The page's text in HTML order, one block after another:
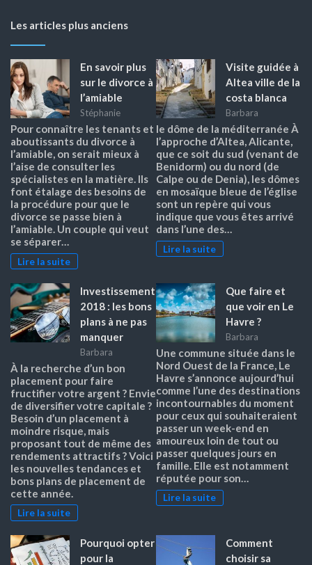
Les articles plus anciens
En savoir plus
sur le divorce à
l’amiable
Stéphanie
Pour connaître les tenants et
aboutissants du divorce à
l’amiable, on serait mieux à
l’aise de consulter les
spécialistes en la matière. Ils
font étalage des besoins de
la procédure pour que le
divorce se passe bien à
l’amiable. Un couple qui veut
se séparer…
Lire la suite
Visite guidée à
Altea ville de la
costa blanca
Barbara
le dôme de la méditerranée À
l’approche d’Altea, Alicante,
que ce soit du sud (venant de
Benidorm) ou du nord (de
Calpe ou de Denia), les dômes
en mosaïque bleue de l’église
sont un repère qui vous
indique que vous êtes arrivé
dans l’une des…
Lire la suite
Investissement
2018 : les bons
plans à ne pas
manquer
Barbara
À la recherche d’un bon
placement pour faire
fructifier votre argent ? Envie
de diversifier votre capitale ?
Besoin d’un placement à
moindre risque, mais
proposant tout de même des
rendements attractifs ? Voici
les nouvelles tendances et
bons plans de placement de
cette année.
Lire la suite
Que faire et
que voir en Le
Havre ?
Barbara
Une commune située dans le
Nord Ouest de la France, Le
Havre s’annonce aujourd’hui
comme l’une des destinations
incontournables du moment
pour ceux qui souhaiteraient
passer un week-end en
amoureux loin de tout ou
passer quelques jours en
famille. Elle est notamment
réputée pour son…
Lire la suite
Pourquoi opter
pour la
Comment
choisir sa